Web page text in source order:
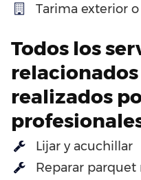
Tarima exterior
Todos los
realizados
Lijar y acuchillar
Reparar parquet